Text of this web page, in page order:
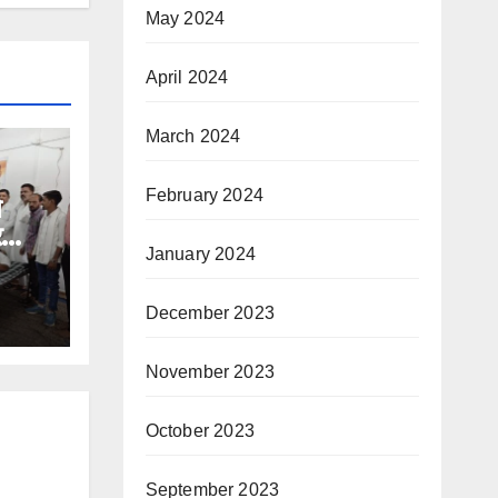
May 2024
April 2024
March 2024
February 2024
January 2024
December 2023
November 2023
October 2023
September 2023